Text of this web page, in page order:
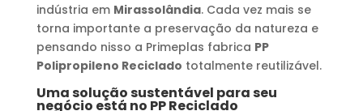
indústria em Mirassolândia. Cada vez mais se
torna importante a preservação da natureza e
pensando nisso a Primeplas fabrica PP
Polipropileno Reciclado totalmente reutilizável.
Uma solução sustentável para seu
negócio está no PP Reciclado